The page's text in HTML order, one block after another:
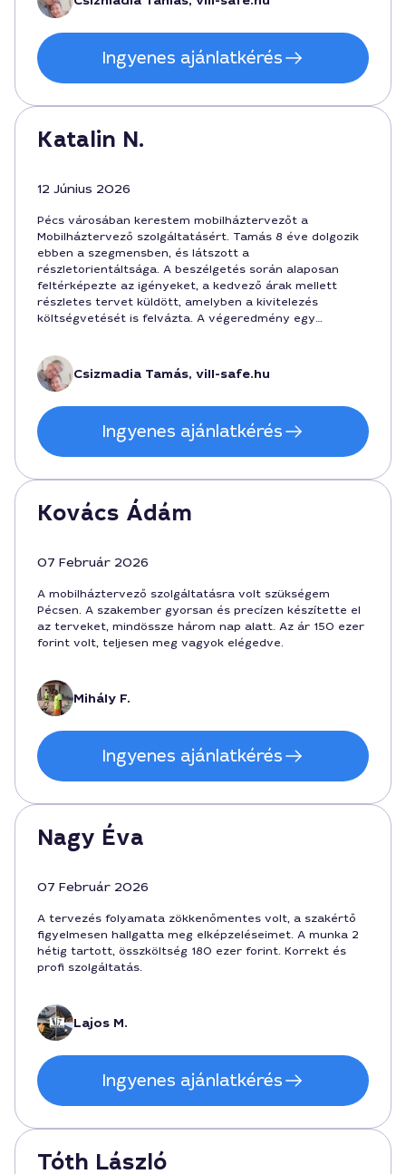
Ingyenes ajánlatkérés
Katalin N.
12 Június 2026
Pécs városában kerestem mobilháztervezőt a
Mobilháztervező szolgáltatásért. Tamás 8 éve dolgozik
ebben a szegmensben, és látszott a
részletorientáltsága. A beszélgetés során alaposan
feltérképezte az igényeket, a kedvező árak mellett
részletes tervet küldött, amelyben a kivitelezés
költségvetését is felvázta. A végeredmény egy
ha valaki egy megbízható, személyre szabott tervet
keres Pécsen.
Csizmadia Tamás, vill-safe.hu
Ingyenes ajánlatkérés
Kovács Ádám
07 Február 2026
A mobilháztervező szolgáltatásra volt szükségem
Pécsen. A szakember gyorsan és precízen készítette el
az terveket, mindössze három nap alatt. Az ár 150 ezer
forint volt, teljesen meg vagyok elégedve.
Mihály F.
Ingyenes ajánlatkérés
Nagy Éva
07 Február 2026
A tervezés folyamata zökkenőmentes volt, a szakértő
figyelmesen hallgatta meg elképzeléseimet. A munka 2
hétig tartott, összköltség 180 ezer forint. Korrekt és
profi szolgáltatás.
Lajos M.
Ingyenes ajánlatkérés
Tóth László